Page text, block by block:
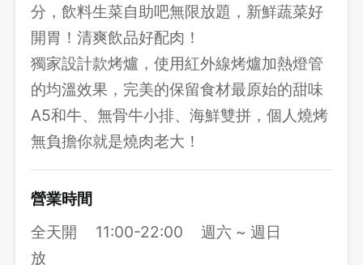
分，飲料生菜自助吧無限放題，新鮮蔬菜好
開胃！清爽飲品好配肉！
獨家設計款烤爐，使用紅外線烤爐加熱燈管
的均溫效果，完美的保留食材最原始的甜味
A5和牛、無骨牛小排、海鮮雙拼，個人燒烤
無負擔你就是燒肉老大！
營業時間
全天開
放
11:00-22:00 週六 ~ 週日